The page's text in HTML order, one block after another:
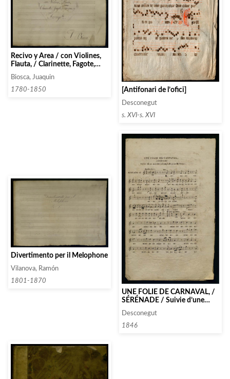
Recivo y Area / con Violines,
Flauta, / Clarinette, Fagote,
Biosca, Juaquin
1780-1850
[Antifonari de l’ofici]
Desconegut
s. XVI-s. XVI
Divertimento per il Melophone
Vilanova, Ramón
1801-1870
UNE FOLIE DE CARNAVAL, /
SÉRÉNADE / Suivie d’une
Mirlitons.
Desconegut
1846